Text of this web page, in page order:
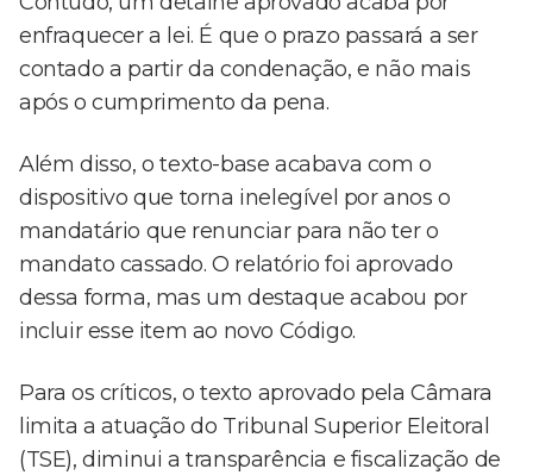
enfraquecer a lei. É que o prazo passará a ser
contado a partir da condenação, e não mais
após o cumprimento da pena.
Além disso, o texto-base acabava com o
dispositivo que torna inelegível por anos o
mandatário que renunciar para não ter o
mandato cassado. O relatório foi aprovado
dessa forma, mas um destaque acabou por
incluir esse item ao novo Código.
Para os críticos, o texto aprovado pela Câmara
limita a atuação do Tribunal Superior Eleitoral
(TSE), diminui a transparência e fiscalização de